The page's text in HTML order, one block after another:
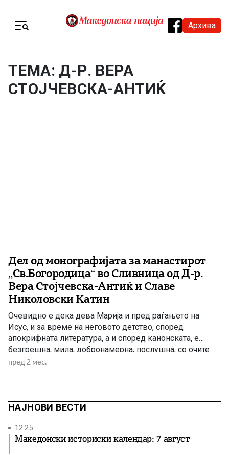
Архива
ТЕМА: Д-Р. ВЕРА
СТОЈЧЕВСКА-АНТИЌ
Дел од монографијата за манастирот
„Св.Богородица“ во Сливница од Д-р.
Вера Стојчевска-Антиќ и Славе
Николовски Катин
Очевидно е дека дева Марија и пред раѓањето на
Исус, и за време на неговото детство, според
апокрифната литература, а и според канонската, е
безгрешна, мила, добронамерна, послушна, со очите
насочени кон Бога, добра мајка, среќна и задоволна од
не само кон своите блиски, туку и кон […]
пред 2 мес.
НАЈНОВИ ВЕСТИ
12:25
Македонски историски календар: 7 август